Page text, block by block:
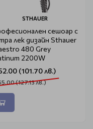
STHAUER
сешоар с
лек дизайн Sthauer
480 Grey
2200W
(101.70 лв.)
(127.13 лв.)